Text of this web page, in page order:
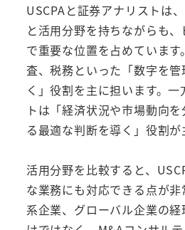
USCPAと証券アナリストは
と活用分野を持ちながらも
で重要な位置を占めています
査、税務といった「数字を
く」役割を主に担います。
トは「経済状況や市場動向
る最適な判断を導く」役割が
活用分野を比較すると、
な業務にも対応できる点が
系企業、グローバル企業の